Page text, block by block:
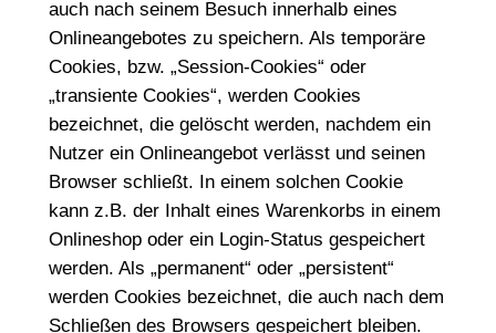
auch nach seinem Besuch innerhalb eines
Onlineangebotes zu speichern. Als temporäre
Cookies, bzw. „Session-Cookies“ oder
„transiente Cookies“, werden Cookies
bezeichnet, die gelöscht werden, nachdem ein
Nutzer ein Onlineangebot verlässt und seinen
Browser schließt. In einem solchen Cookie
kann z.B. der Inhalt eines Warenkorbs in einem
Onlineshop oder ein Login-Status gespeichert
werden. Als „permanent“ oder „persistent“
werden Cookies bezeichnet, die auch nach dem
Schließen des Browsers gespeichert bleiben.